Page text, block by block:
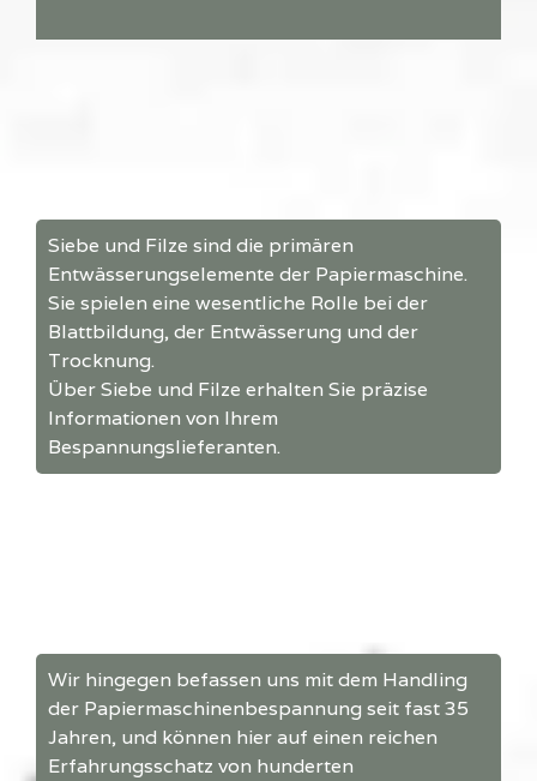
Siebe und Filze sind die primären
Entwässerungselemente der Papiermaschine.
Sie spielen eine wesentliche Rolle bei der
Blattbildung, der Entwässerung und der
Trocknung.
Über Siebe und Filze erhalten Sie präzise
Informationen von Ihrem
Bespannungslieferanten.
Wir hingegen befassen uns mit dem Handling
der Papiermaschinenbespannung seit fast 35
Jahren, und können hier auf einen reichen
Erfahrungsschatz von hunderten